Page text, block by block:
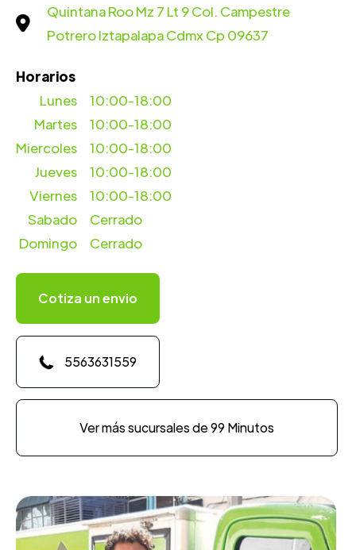
Quintana Roo Mz 7 Lt 9 Col. Campestre
Potrero Iztapalapa Cdmx Cp 09637
Horarios
10:00-18:00
Martes
Miercoles
Lunes
10:00-18:00
10:00-18:00
Jueves
10:00-18:00
Viernes
10:00-18:00
Sabado
Cerrado
Domingo
Cerrado
Cotiza un envio
5563631559
Ver más sucursales de 99 Minutos